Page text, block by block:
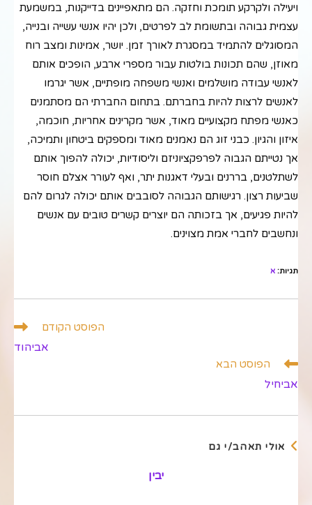
ויעילה ולקרקע תומכת וחזקה. הם מתאפיינים בדייקנות, במשמעת
עצמית גבוהה ובתשומת לב לפרטים, ולכן יהיו אנשי עשייה ובנייה,
המסוגלים להתמיד במסגרת לאורך זמן. יושר, אמינות ומצב רוח
מאוזן, שהם תכונות בולטות עבור מספרי ארבע, הופכים אותם
לאנשי עבודה מושלמים ואנשי משפחה מופתיים, אשר יגרמו
לאנשים לרצות להיות בחברתם. בתחום החברתי הם מסתמנים
כאנשי מפתח מקצועיים מאוד, אשר מקרינים אחריות, חוכמה,
איזון והגיון. כבני זוג הם נאמנים מאוד ומספקים ביטחון ותמיכה,
אך נטייתם הגבוה לפרפקציוניזם וליסודיות, יכולה להפוך אותם
לשתלטנים, בררנים ובעלי דאגנות יתר, ואף לעורר אצלם חוסר
שביעות רצון. רגישותם הגבוהה לסובבים אותם יכולה לגרום להם
להיות פגיעים, אך בזכותה הם יוצרים קשרים טובים עם אנשים
ונחשבים לחברי אמת מצוינים.
תגיות: א
הפוסט הקודם
אביהוד
הפוסט הבא
אביחיל
אולי תאהב/י גם
יבין